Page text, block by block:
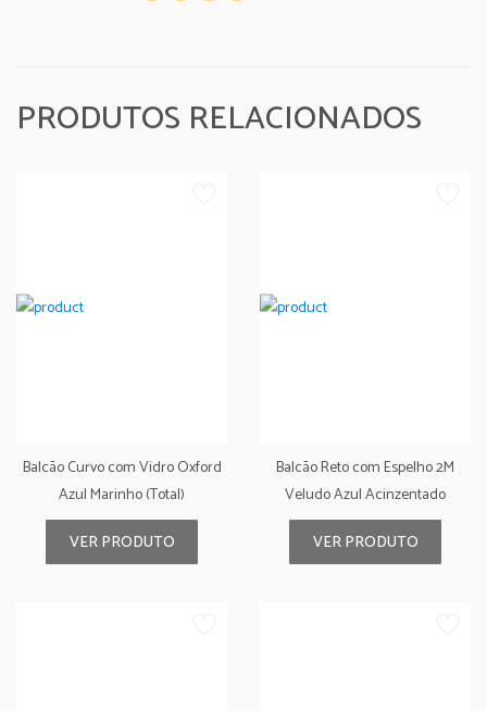
PRODUTOS RELACIONADOS
Balcão Curvo com Vidro Oxford
Azul Marinho (Total)
VER PRODUTO
Balcão Reto com Espelho 2M
Veludo Azul Acinzentado
VER PRODUTO